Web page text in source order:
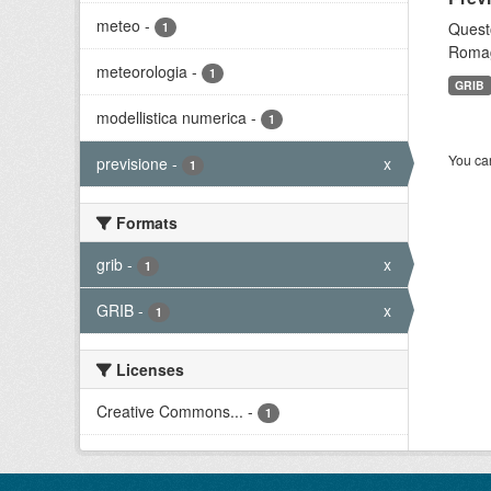
meteo - 1
meteorologia - 1
modellistica numerica - 1
previsione - 1 x
Formats
grib - 1 x
GRIB - 1 x
Licenses
Creative Commons... - 1
GRIB
You